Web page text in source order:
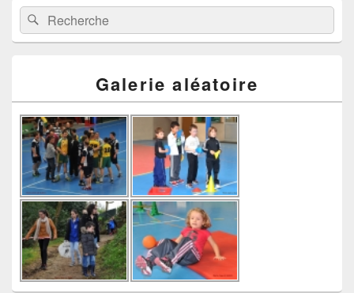
Recherche :Rechercher
Galerie aléatoire